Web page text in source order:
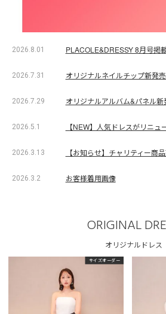
2026.8.01 PLACOLE&DRESSY 8月号掲
2026.7.31 オリジナルネイルチップ新発売
2026.7.29 オリジナルアルバム&パネル新
2026.5.1 【NEW】人気ドレスがリニュ
2026.3.13 【お知らせ】チャリティー商
2026.3.2 お客様着用画像
ORIGINAL
オリジナルドレス
サイズオーダー